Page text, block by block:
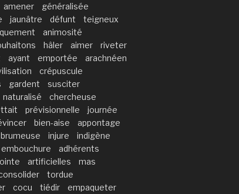
amener
généralisée
jaunâtre défunt
teigneux
animosité
hâler aimer
riveter
ayant emportée
arachnéen
crépuscule
gardent
susciter
naturalisé
chercheuse
prévisionnelle
journée
bien-aise
appontage
brumeuse injure
indigène
embouchure
adhérents
artificielles
mas
tordue
cocu tiédir empaqueter